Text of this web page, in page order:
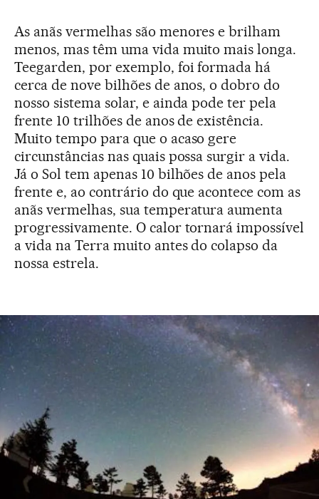
As anãs vermelhas são menores e brilham
menos, mas têm uma vida muito mais longa.
Teegarden, por exemplo, foi formada há
cerca de nove bilhões de anos, o dobro do
nosso sistema solar, e ainda pode ter pela
frente 10 trilhões de anos de existência.
Muito tempo para que o acaso gere
circunstâncias nas quais possa surgir a vida.
Já o Sol tem apenas 10 bilhões de anos pela
frente e, ao contrário do que acontece com as
anãs vermelhas, sua temperatura aumenta
progressivamente. O calor tornará impossível
a vida na Terra muito antes do colapso da
nossa estrela.